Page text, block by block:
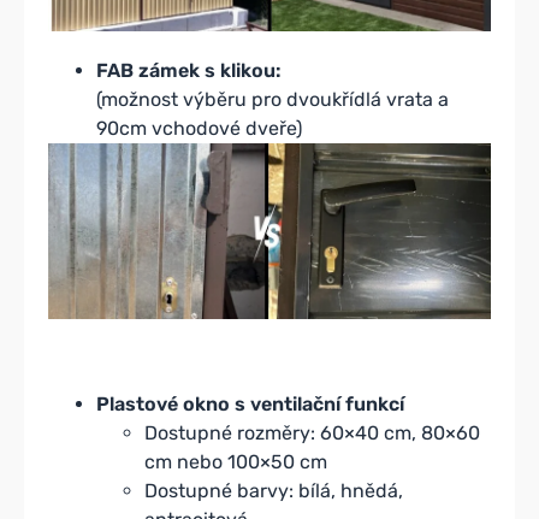
FAB zámek s klikou:
(možnost výběru pro dvoukřídlá vrata a
90cm vchodové dveře)
Plastové okno s ventilační funkcí
Dostupné rozměry: 60×40 cm, 80×60
cm nebo 100×50 cm
Dostupné barvy: bílá, hnědá,